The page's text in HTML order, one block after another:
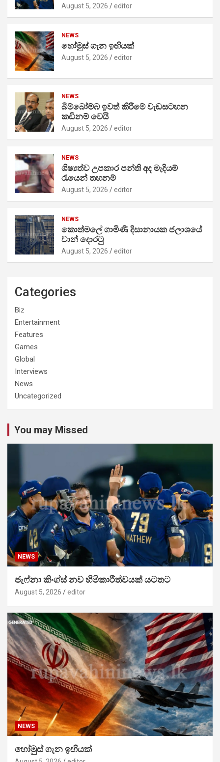
August 5, 2026 editor
NEWS
හෝමුස් ගැන ඉඟියක්
August 5, 2026 editor
NEWS
බිම්බෝම්බ ඉවත් කිරීමේ වැඩසටහන
කඩිනම් වෙයි
August 5, 2026 editor
NEWS
ශිෂ්‍යත්ව උපකාර පන්ති අද මැදියම්
රැයෙන් තහනම්
August 5, 2026 editor
NEWS
කොත්මලේ ගාමිණී දිසානායක ජලාශයේ
වාන් දොරටු
August 5, 2026 editor
Categories
Biz
Entertainment
Features
Games
Global
Interviews
News
Uncategorized
You may Missed
NEWS
ජැෆ්නා කිංග්ස් නව හිමිකාරීත්වයක් යටතට
August 5, 2026 editor
NEWS
හෝමුස් ගැන ඉඟියක්